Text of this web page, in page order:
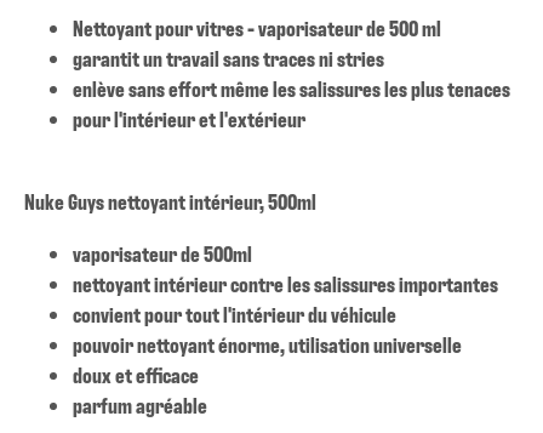
Nettoyant pour vitres - vaporisateur de 500 ml
garantit un travail sans traces ni stries
enlève sans effort même les salissures les plus tenaces
pour l'intérieur et l'extérieur
Nuke Guys nettoyant intérieur, 500ml
vaporisateur de 500ml
nettoyant intérieur contre les salissures importantes
convient pour tout l'intérieur du véhicule
pouvoir nettoyant énorme, utilisation universelle
doux et efficace
parfum agréable